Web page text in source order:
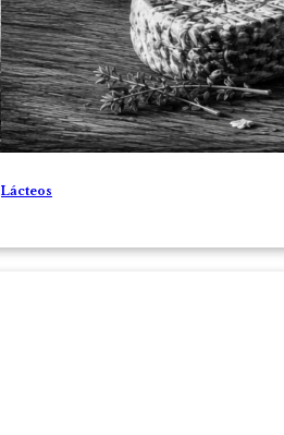
Lácteos